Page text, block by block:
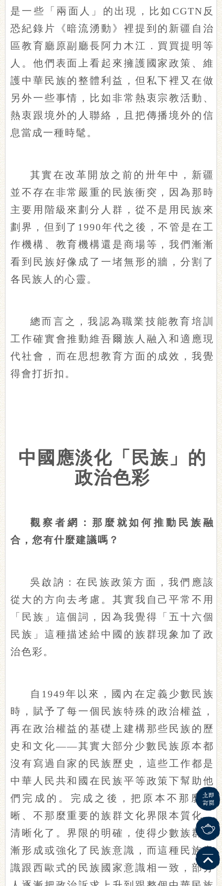
是一些「兩面人」的出現，比如CGTN反
恐紀錄片《暗流湧動》裡提到的新疆自治
區教育廳原副廳長阿力木江．買買提明等
人。他們表面上看起來擁護國家政策、維
護中華民族的整體利益，但私下裡又在做
另外一些事情，比如非常熱衷宗教活動、
熱衷跟境外的人聯絡，且把傳播境外的信
息當成一種時髦。
其實在改革開放之前的卅年中，新疆
並不存在非常嚴重的民族衝突，因為那時
主要用階級來劃分人群，從不是用民族來
劃界，但到了1990年代之後，不管是在工
作機構、教育機構還是商場等，我們漸漸
看到民族好像成了一堵無形的牆，分割了
各民族人的心靈。
總而言之，我認為職業技能教育培訓
工作確實會推動維吾爾族人融入和適應現
代社會，而在思想教育方面的成效，我覺
得會打折扣。
中國應淡化「民族」的
政治色彩
觀察者網：那麼就如何推動民族融
合，您有什麼建議嗎？
吳啟訥：在民族政策方面，我們應該
從大的方向去考慮。其實我自己平常不用
「民族」這個詞，因為我覺得「五十六個
民族」這種描述給中國的族群現象加了政
治色彩。
自1949年以來，國內在定義少數民族
時，賦予了每一個民族特殊的政治權益，
再在政治權益的基礎上建構那些民族的歷
史和文化——其實大部分少數民族原本都
沒有寫過自家的民族歷史，這些工作都是
中華人民共和國在民族平等政策下幫助他
們完成的。完成之後，把原本不那麼清
晰、不那麼重要的族群文化界限本質化、
清晰化了。界限的明確，使得少數族群逐
漸形成或強化了民族意識，而這種民族意
識跟西歐式的民族國家意識相一致，部分